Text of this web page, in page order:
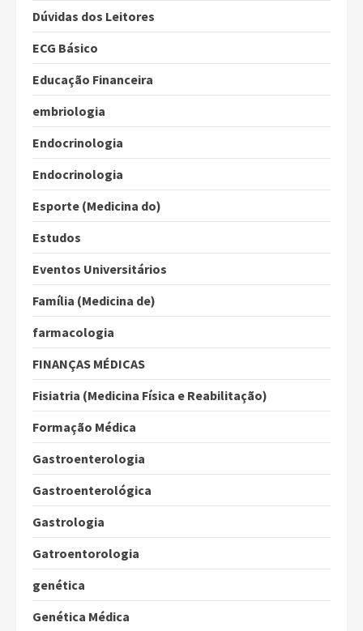
Dúvidas dos Leitores
ECG Básico
Educação Financeira
embriologia
Endocrinologia
Endocrinologia
Esporte (Medicina do)
Estudos
Eventos Universitários
Família (Medicina de)
farmacologia
FINANÇAS MÉDICAS
Fisiatria (Medicina Física e Reabilitação)
Formação Médica
Gastroenterologia
Gastroenterológica
Gastrologia
Gatroentorologia
genética
Genética Médica